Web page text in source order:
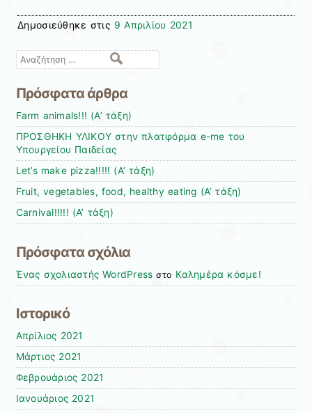
Δημοσιεύθηκε στις 9 Απριλίου 2021
Αναζήτηση
Πρόσφατα άρθρα
Farm animals!!! (Α’ τάξη)
ΠΡΟΣΘΗΚΗ ΥΛΙΚΟΥ στην πλατφόρμα e-me του
Υπουργείου Παιδείας
Let’s make pizza!!!!! (Α’ τάξη)
Fruit, vegetables, food, healthy eating (Α’ τάξη)
Carnival!!!!! (Α’ τάξη)
Πρόσφατα σχόλια
Ένας σχολιαστής WordPress στο Καλημέρα κόσμε!
Ιστορικό
Απρίλιος 2021
Μάρτιος 2021
Φεβρουάριος 2021
Ιανουάριος 2021